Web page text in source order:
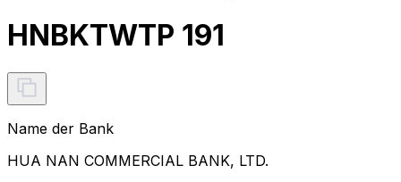
HNBKTWTP 191
Name der Bank
HUA NAN COMMERCIAL BANK, LTD.